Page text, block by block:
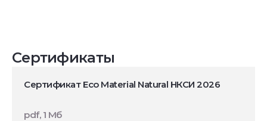
Сертификаты
Сертификат Eco Material Natural НКСИ 2026
pdf, 1 Мб